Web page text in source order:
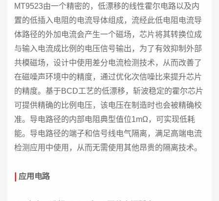
MT9523由一个精密的，低漂移的线性霍尔电路以及内
置的低插入电阻的电流导体组成，流经此低电阻电流导
体路径的外加电流会产生一个磁场，芯片将其转换位成
与输入电流成比例的电压信号输出，为了有效抑制外部
共模磁场，设计中使用差分电流检测技术，从而改善了
在磁噪声环境中的精度，通过优化次信噪比来提升芯片
的精度。基于BCD工艺的低漂移，斩波稳定的霍尔芯片
可提供精确的比例电压，该电压在制造时也会被精确校
准。导电路径的内部电阻典型值位1mΩ，可实现低耗
能。导电路径的端子和信号线电气隔离，满足高端电流
检测应用中使用，从而无需使用其他昂贵的隔离技术。
| 应用电路